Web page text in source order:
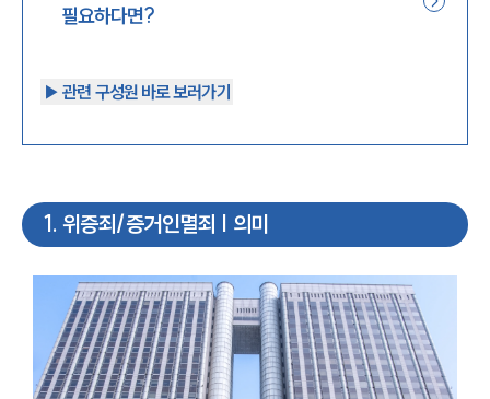
필요하다면?
▶︎ 관련 구성원 바로 보러가기
1 . 위증죄/증거인멸죄 | 의미